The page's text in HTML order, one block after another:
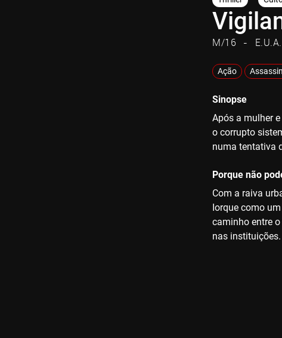
M/16 E.U.A.
Ação
Sinopse
Após a mulher
o corrupto
numa tentativa
Porque não
Com a raiva
Iorque como
caminho entre
nas